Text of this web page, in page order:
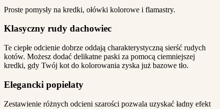
Proste pomysły na kredki, ołówki kolorowe i flamastry.
Klasyczny rudy dachowiec
Te ciepłe odcienie dobrze oddają charakterystyczną sierść rudych
kotów. Możesz dodać delikatne paski za pomocą ciemniejszej
kredki, gdy Twój kot do kolorowania zyska już bazowe tło.
Elegancki popielaty
Zestawienie różnych odcieni szarości pozwala uzyskać ładny efekt